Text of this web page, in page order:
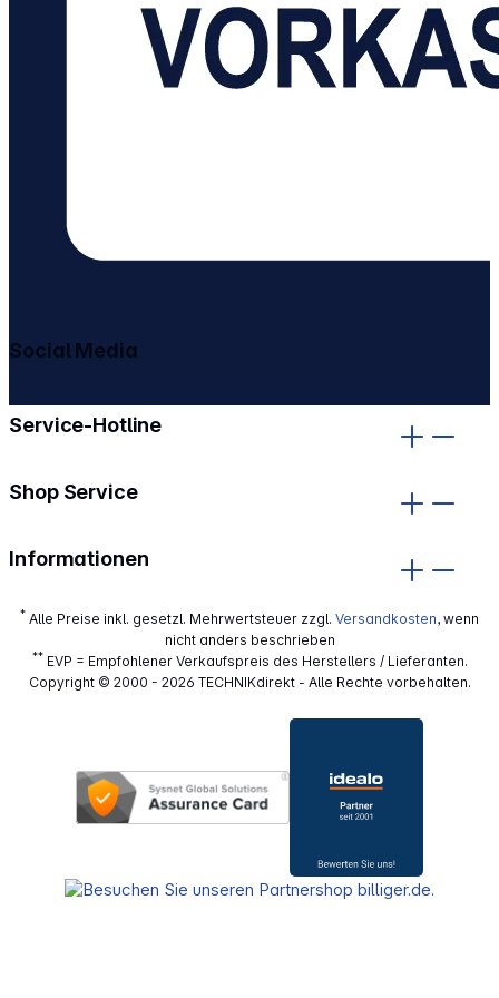
Service-Hotline
Shop Service
Informationen
Social Media
* Alle Preise inkl. gesetzl. Mehrwertsteuer zzgl. Versandkosten, wenn
nicht anders beschrieben
**EVP = Empfohlener Verkaufspreis des Herstellers / Lieferanten.
Copyright © 2000 - 2026 TECHNIKdirekt - Alle Rechte vorbehalten.